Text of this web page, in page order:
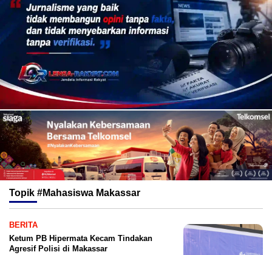
Topik #Mahasiswa Makassar
BERITA
Ketum PB Hipermata Kecam Tindakan
Agresif Polisi di Makassar